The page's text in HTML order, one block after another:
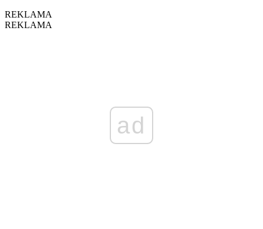
REKLAMA
REKLAMA
ad